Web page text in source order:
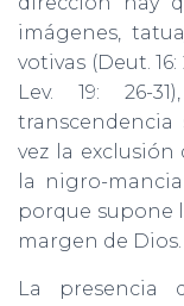
imágenes,
votivas (Deut.
Lev. 19: 26-
vez la
la nigro-mancia
porque supone
margen de Dios.
La presencia